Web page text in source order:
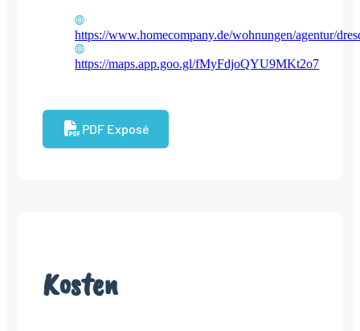
https://www.homecompany.de/wohnungen/agentur/
https://maps.app.goo.gl/fMyFdjoQYU9MKt2o7
PDF Exposé
Kosten